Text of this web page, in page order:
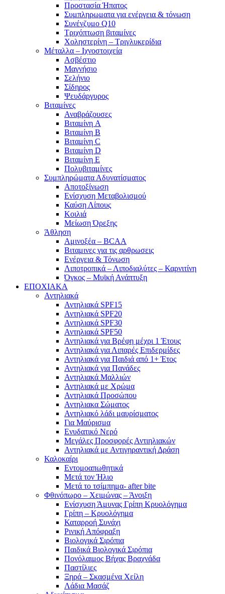
Προστασία Ήπατος
Συμπληρωματα για ενέργεια & τόνωση
Συνένζυμο Q10
Τριχόπτωση βιταμίνες
Χοληστερίνη – Τριγλυκερίδια
Μέταλλα – Ιχνοστοιχεία
Ασβέστιο
Μαγνήσιο
Σελήνιο
Σίδηρος
Ψευδάργυρος
Βιταμίνες
Αναβράζουσες
Βιταμίνη A
Βιταμίνη B
Βιταμίνη C
Βιταμίνη D
Βιταμίνη E
Πολυβιταμίνες
Συμπληρώματα Αδυνατίσματος
Αποτοξίνωση
Ενίσχυση Μεταβολισμού
Καύση Λίπους
Κοιλιά
Μείωση Όρεξης
Άθληση
Αμινοξέα – BCAA
Βιταμινες για τις αρθρωσεις
Ενέργεια & Τόνωση
Λιποτροπικά – Λιποδιαλύτες – Καρνιτίνη
Όγκος – Μυϊκή Ανάπτυξη
ΕΠΟΧΙΑΚΑ
Αντηλιακά
Αντηλιακά SPF15
Αντηλιακά SPF20
Αντηλιακά SPF30
Αντηλιακά SPF50
Αντηλιακά για Βρέφη μέχρι 1 Έτους
Αντηλιακά για Λιπαρές Επιδερμίδες
Αντηλιακά για Παιδιά από 1+ Έτος
Αντηλιακά για Πανάδες
Αντηλιακά Μαλλιών
Αντηλιακά με Χρώμα
Αντηλιακά Προσώπου
Αντηλιακα Σώματος
Αντηλιακό λάδι μαυρίσματος
Για Μαύρισμα
Ενυδατικό Νερό
Μεγάλες Προσφορές Αντιηλιακών
Αντηλιακά με Αντιγηραντική Δράση
Καλοκαίρι
Εντομοαπωθητικά
Μετά τον Ήλιο
Μετά το τσίμπημα- after bite
Φθινόπωρο – Χειμώνας – Άνοιξη
Ενίσχυση Άμυνας Γρίπη Κρυολόγημα
Γρίπη – Κρυολόγημα
Καταρροή Συνάχι
Ρινική Απόφραξη
Βιολογικά Σιρόπια
Παιδικά Βιολογικά Σιρόπια
Πονόλαιμος Βήχας Βραχνάδα
Παστίλιες
Ξηρά – Σκασμένα Χείλη
Λάδια Μασάζ